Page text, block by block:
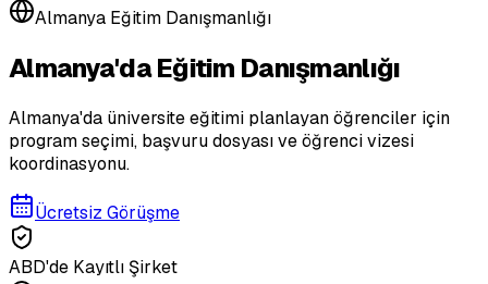
Almanya Eğitim Danışmanlığı
Almanya'da Eğitim Danışmanlığı
Almanya'da üniversite eğitimi planlayan öğrenciler için
program seçimi, başvuru dosyası ve öğrenci vizesi
koordinasyonu.
Ücretsiz Görüşme
ABD'de Kayıtlı Şirket